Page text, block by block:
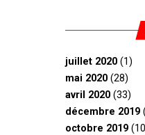
juillet 2020 (1)
mai 2020 (28)
avril 2020 (33)
décembre 2019
octobre 2019